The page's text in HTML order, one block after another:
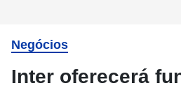
Negócios
Inter oferecerá